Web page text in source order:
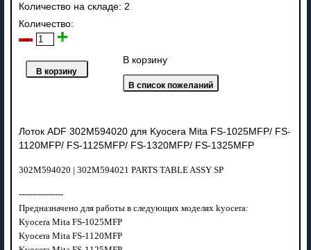
Количество на складе: 2
Количество:
В корзину
Лоток ADF 302M594020 для Kyocera Mita FS-1025MFP/ FS-
1120MFP/ FS-1125MFP/ FS-1320MFP/ FS-1325MFP
302M594020 | 302M594021 PARTS TABLE ASSY SP
----------------
Предназначено для работы в следующих моделях kyocera:
Kyocera Mita FS-1025MFP
Kyocera Mita FS-1120MFP